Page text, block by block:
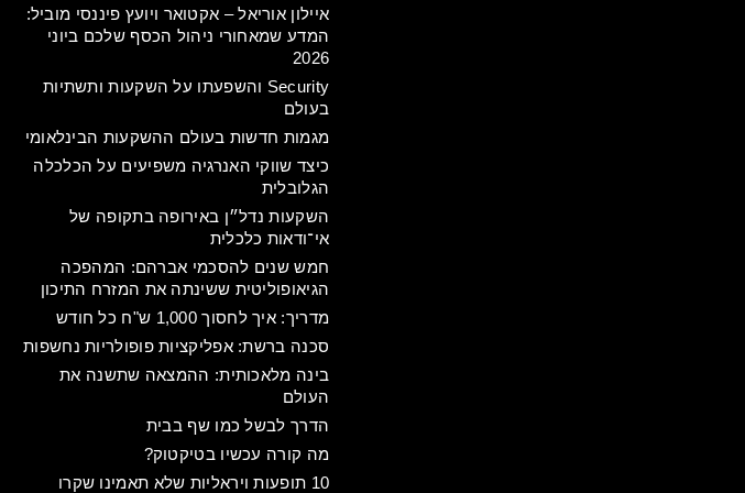
איילון אוריאל – אקטואר ויועץ פיננסי מוביל:
המדע שמאחורי ניהול הכסף שלכם ביוני
2026
Security והשפעתו על השקעות ותשתיות
בעולם
מגמות חדשות בעולם ההשקעות הבינלאומי
כיצד שווקי האנרגיה משפיעים על הכלכלה
הגלובלית
השקעות נדל״ן באירופה בתקופה של
אי־ודאות כלכלית
חמש שנים להסכמי אברהם: המהפכה
הגיאופוליטית ששינתה את המזרח התיכון
מדריך: איך לחסוך 1,000 ש"ח כל חודש
סכנה ברשת: אפליקציות פופולריות נחשפות
בינה מלאכותית: ההמצאה שתשנה את
העולם
הדרך לבשל כמו שף בבית
מה קורה עכשיו בטיקטוק?
10 תופעות ויראליות שלא תאמינו שקרו